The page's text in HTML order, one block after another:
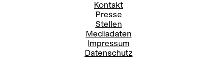
Kontakt
Presse
Stellen
Mediadaten
Impressum
Datenschutz